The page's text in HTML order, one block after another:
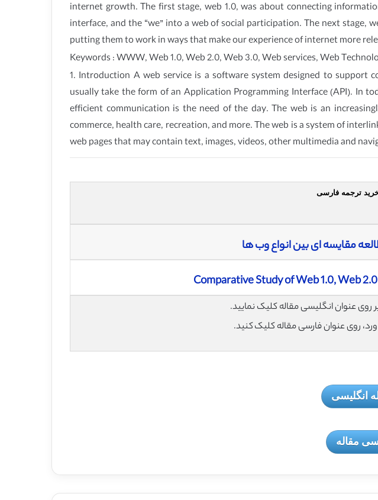
internet growth. The first stage, web 1.0, was about connecting
interface, and the “we” into a web of social participation. The next stage,
putting them to work in ways that make our experience of internet more
Keywords : WWW, Web 1.0, Web 2.0, Web 3.0, Web services, Web
1. Introduction A web service is a software system designed to
usually take the form of an Application Programming Interface (API). In
efficient communication is the need of the day. The web is an
commerce, health care, recreation, and more. The web is a system of
web pages that may contain text, images, videos, other multimedia and
خرید ترجمه فارسی
مقایسه ای بین انواع وب ها
Comparative Study of Web 1.0, Web
روی عنوان فارسی مقاله کلیک کنید.
انگلیسی
مقاله